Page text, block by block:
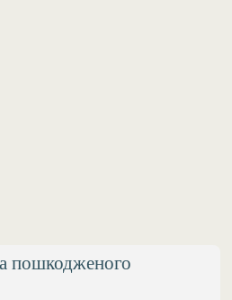
пошкодженого